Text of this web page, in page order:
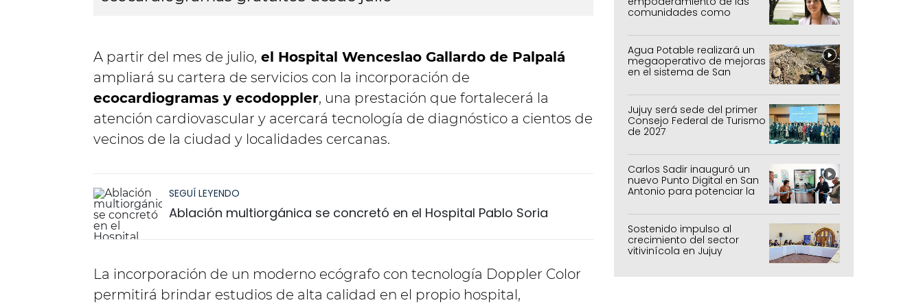
A partir del mes de julio, el Hospital Wenceslao Gallardo de Palpalá
ampliará su cartera de servicios con la incorporación de
ecocardiogramas y ecodoppler, una prestación que fortalecerá la
atención cardiovascular y acercará tecnología de diagnóstico a cientos de
vecinos de la ciudad y localidades cercanas.
SEGUÍ LEYENDO
Ablación multiorgánica se concretó en el Hospital Pablo Soria
La incorporación de un moderno ecógrafo con tecnología Doppler Color
permitirá brindar estudios de alta calidad en el propio hospital,
comunidades como
Agua Potable realizará un
megaoperativo de mejoras
en el sistema de San
Jujuy será sede del primer
Consejo Federal de Turismo
de 2027
Carlos Sadir inauguró un
nuevo Punto Digital en San
Antonio para potenciar la
inclusión tecnológica
Sostenido impulso al
crecimiento del sector
vitivinícola en Jujuy